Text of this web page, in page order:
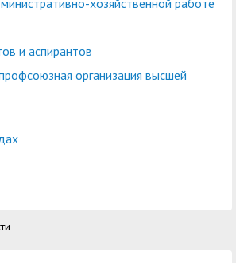
Управление по
административно-
Центр развития
компетенций
хозяйственной работе
и аспирантов
организация высшей